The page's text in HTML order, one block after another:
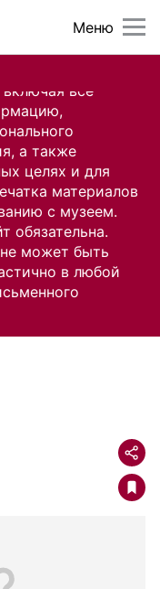
все
а также
целях и для
материалов
с музеем.
обязательна.
может быть
в любой
Меню